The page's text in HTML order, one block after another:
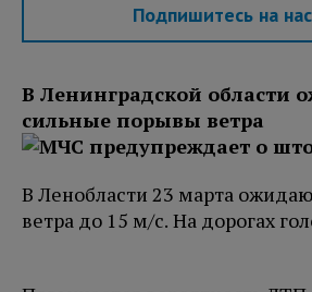
Подпишитесь на нас
В Ленинградской области
сильные порывы ветра
В Ленобласти 23 марта
ветра до 15 м/с. На дорогах